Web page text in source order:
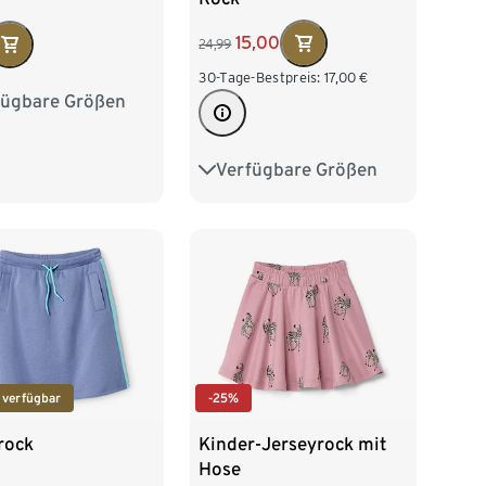
Größen
98/104
24,99 15,00
30-Tage-Bestpreis: 17,00 €
Verfügbare Größen
86/92 98/104
verfügbar -25%
Kinder-Jerseyrock mit
Hose